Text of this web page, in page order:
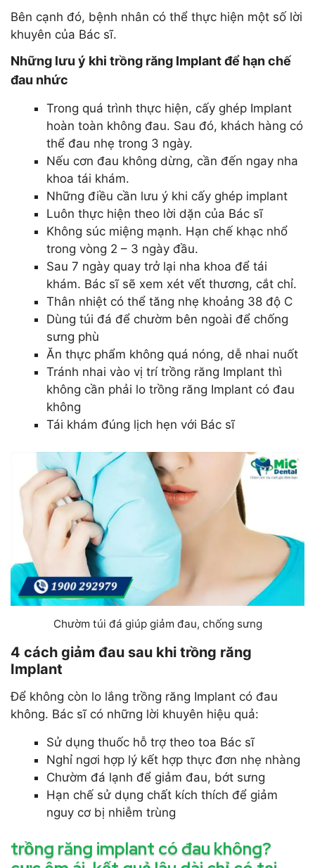
Bên cạnh đó, bệnh nhân có thể thực hiện một số lời
khuyên của Bác sĩ.
Những lưu ý khi trồng răng Implant để hạn chế
đau nhức
Trong quá trình thực hiện, cấy ghép Implant
hoàn toàn không đau. Sau đó, khách hàng có
thể đau nhẹ trong 3 ngày.
Nếu cơn đau không dừng, cần đến ngay nha
khoa tái khám.
Những điều cần lưu ý khi cấy ghép implant
Luôn thực hiện theo lời dặn của Bác sĩ
Không súc miệng mạnh. Hạn chế khạc nhổ
trong vòng 2 – 3 ngày đầu.
Sau 7 ngày quay trở lại nha khoa để tái
khám. Bác sĩ sẽ xem xét vết thương, cắt chỉ.
Thân nhiệt có thể tăng nhẹ khoảng 38 độ C
Dùng túi đá để chườm bên ngoài để chống
sưng phù
Ăn thực phẩm không quá nóng, dễ nhai nuốt
Tránh nhai vào vị trí trồng răng Implant thì
không cần phải lo trồng răng Implant có đau
không
Tái khám đúng lịch hẹn với Bác sĩ
Chườm túi đá giúp giảm đau, chống sưng
4 cách giảm đau sau khi trồng răng
Implant
Để không còn lo lắng trồng răng Implant có đau
không. Bác sĩ có những lời khuyên hiệu quả:
Sử dụng thuốc hỗ trợ theo toa Bác sĩ
Nghỉ ngơi hợp lý kết hợp thực đơn nhẹ nhàng
Chườm đá lạnh để giảm đau, bớt sưng
Hạn chế sử dụng chất kích thích để giảm
nguy cơ bị nhiễm trùng
trồng răng implant có đau không?